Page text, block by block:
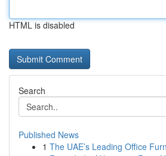
HTML is disabled
Search
Published News
1 The UAE’s Leading Office